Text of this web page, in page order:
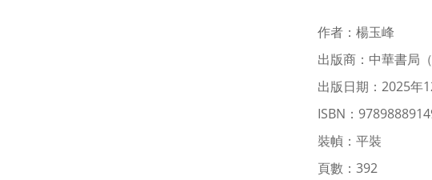
作者 ：楊玉峰
出版商：中華書局
出版日期：2025年
ISBN：
裝幀：平裝
頁數：392